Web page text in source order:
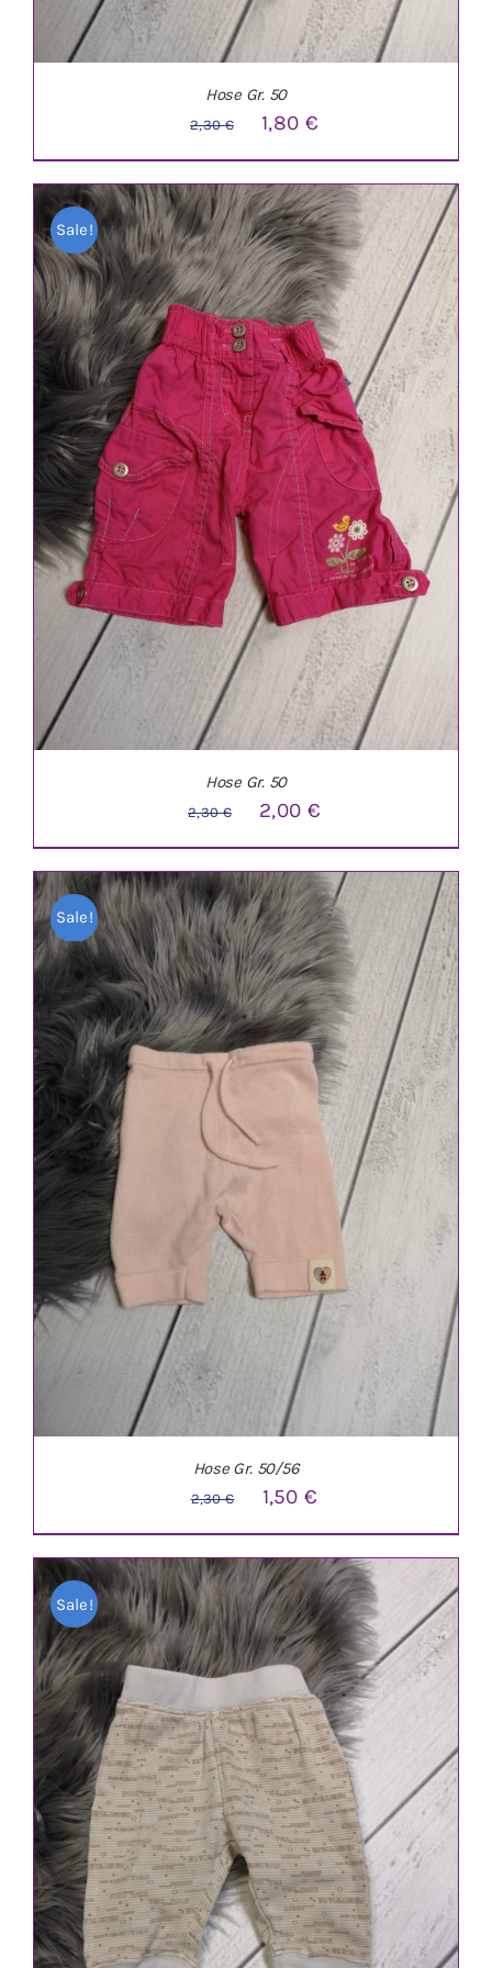
IN DEN WARENKORB / DETAILS
Hose Gr. 50
2,30€
Ursprünglicher
Preis
war:
2,30 €
1,80 €Aktueller
Preis
ist:
1,80 €.
Sale!
IN DEN WARENKORB / DETAILS
Hose Gr. 50
2,30€
Ursprünglicher
Preis
war:
2,30 €
2,00 €Aktueller
Preis
ist:
2,00 €.
Sale!
IN DEN WARENKORB / DETAILS
Hose Gr. 50/56
2,30€
Ursprünglicher
Preis
war:
2,30 €
1,50€
Preis
ist:
1,50 €.
Sale!